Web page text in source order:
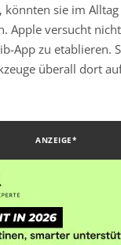
könnten sie im
Apple versucht
App zu etablieren.
überall dort
ANZEIGE*